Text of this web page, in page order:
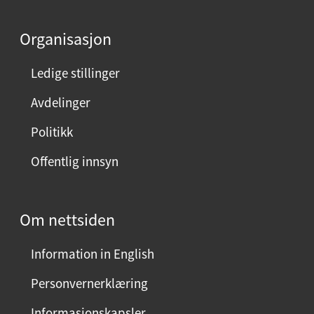
Organisasjon
Ledige stillinger
Avdelinger
Politikk
Offentlig innsyn
Om nettsiden
Information in English
Personvernerklæring